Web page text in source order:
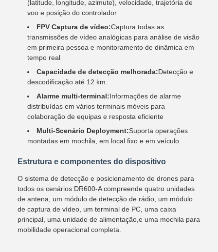
(latitude, longitude, azimute), velocidade, trajetória de
voo e posição do controlador
FPV Captura de vídeo:Captura todas as
transmissões de vídeo analógicas para análise de visão
em primeira pessoa e monitoramento de dinâmica em
tempo real
Capacidade de detecção melhorada:Detecção e
descodificação até 12 km.
Alarme multi-terminal:Informações de alarme
distribuídas em vários terminais móveis para
colaboração de equipas e resposta eficiente
Multi-Scenário Deployment:Suporta operações
montadas em mochila, em local fixo e em veículo.
Estrutura e componentes do dispositivo
O sistema de detecção e posicionamento de drones para
todos os cenários DR600-A compreende quatro unidades
de antena, um módulo de detecção de rádio, um módulo
de captura de vídeo, um terminal de PC, uma caixa
principal, uma unidade de alimentação,e uma mochila para
mobilidade operacional completa.